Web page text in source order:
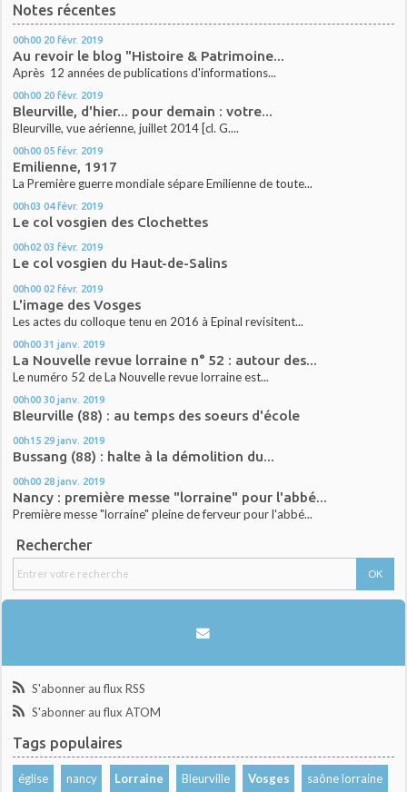
Notes récentes
00h00 20 févr. 2019
Au revoir le blog "Histoire & Patrimoine...
Après 12 années de publications d'informations...
00h00 20 févr. 2019
Bleurville, d'hier... pour demain : votre...
Bleurville, vue aérienne, juillet 2014 [cl. G....
00h00 05 févr. 2019
Emilienne, 1917
La Première guerre mondiale sépare Emilienne de toute...
00h03 04 févr. 2019
Le col vosgien des Clochettes
00h02 03 févr. 2019
Le col vosgien du Haut-de-Salins
00h00 02 févr. 2019
L'image des Vosges
Les actes du colloque tenu en 2016 à Epinal revisitent...
00h00 31 janv. 2019
La Nouvelle revue lorraine n° 52 : autour des...
Le numéro 52 de La Nouvelle revue lorraine est...
00h00 30 janv. 2019
Bleurville (88) : au temps des soeurs d'école
00h15 29 janv. 2019
Bussang (88) : halte à la démolition du...
00h00 28 janv. 2019
Nancy : première messe "lorraine" pour l'abbé...
Première messe "lorraine" pleine de ferveur pour l'abbé...
Rechercher
S'abonner au flux RSS
S'abonner au flux ATOM
Tags populaires
église nancy Lorraine Bleurville Vosges saône lorraine